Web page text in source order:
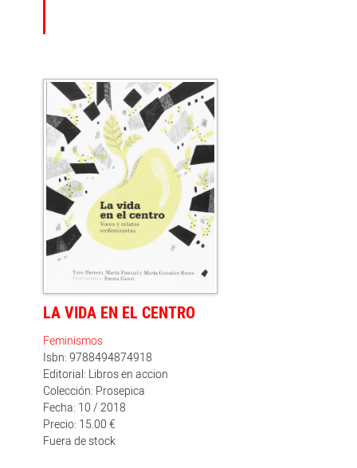
LA VIDA EN EL CENTRO
Feminismos
Isbn: 9788494874918
Editorial: Libros en accion
Colección: Prosepica
Fecha: 10 / 2018
Precio: 15.00 €
Fuera de stock